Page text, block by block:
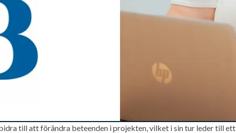
bidra till att förändra beteenden i projekten, vilket i sin tur leder till